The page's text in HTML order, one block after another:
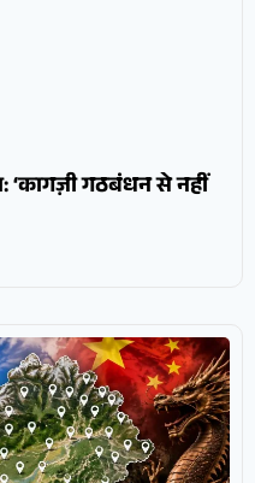
‘कागज़ी गठबंधन से नहीं